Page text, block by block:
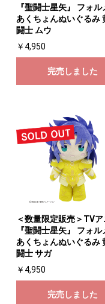
『聖闘士星矢』 フォル
あくちょんぬいぐるみ
闘士 ムウ
￥4,950
完売しました
＜数量限定販売＞TVア
『聖闘士星矢』 フォル
あくちょんぬいぐるみ
闘士 サガ
￥4,950
完売しました